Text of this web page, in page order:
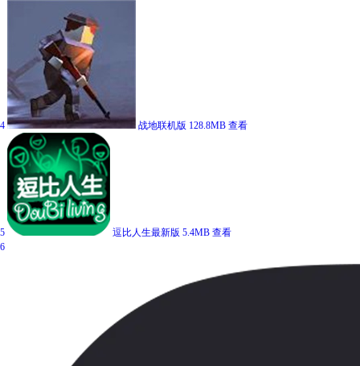
4 战地联机版 128.8MB 查看
5 逗比人生最新版 5.4MB 查看
6